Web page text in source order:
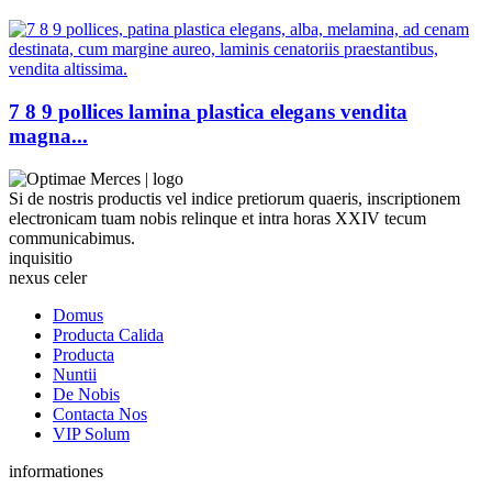
7 8 9 pollices lamina plastica elegans vendita
magna...
Si de nostris productis vel indice pretiorum quaeris, inscriptionem
electronicam tuam nobis relinque et intra horas XXIV tecum
communicabimus.
inquisitio
nexus celer
Domus
Producta Calida
Producta
Nuntii
De Nobis
Contacta Nos
VIP Solum
informationes